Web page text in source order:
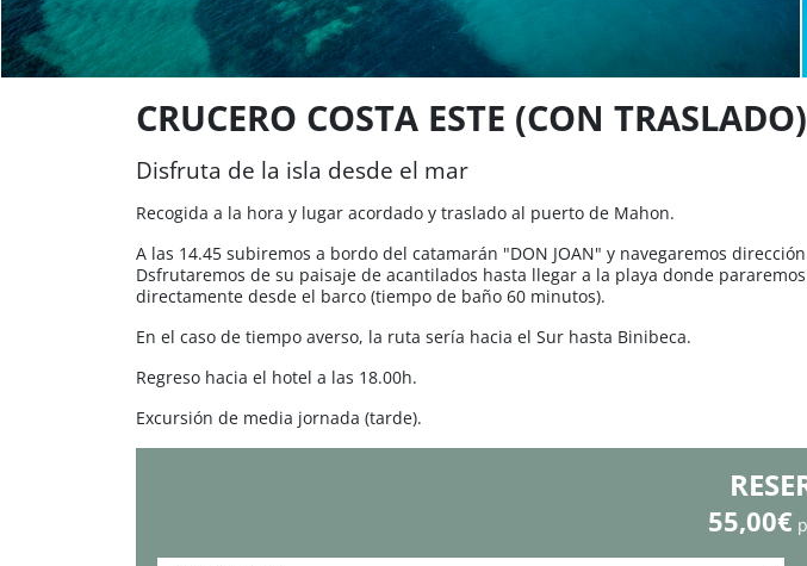
CRUCERO COSTA ESTE (CON TRASLADO)
Disfruta de la isla desde el mar
Recogida a la hora y lugar acordado y traslado al puerto de Mahon.
A las 14.45 subiremos a bordo del catamarán "DON JOAN" y navegaremos
Dsfrutaremos de su paisaje de acantilados hasta llegar a la playa donde
directamente desde el barco (tiempo de baño 60 minutos).
En el caso de tiempo averso, la ruta sería hacia el Sur hasta Binibeca.
Regreso hacia el hotel a las 18.00h.
Excursión de media jornada (tarde).
55,00€